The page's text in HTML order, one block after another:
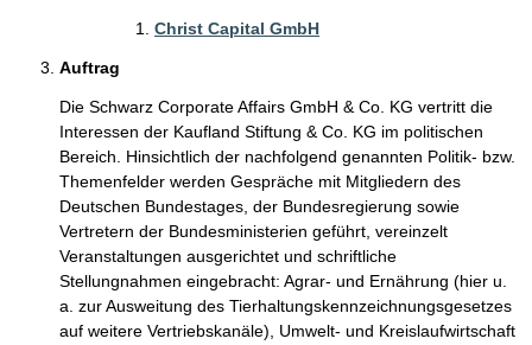
Christ Capital GmbH
Auftrag
Die Schwarz Corporate Affairs GmbH & Co. KG vertritt die
Interessen der Kaufland Stiftung & Co. KG im politischen
Bereich. Hinsichtlich der nachfolgend genannten Politik- bzw.
Themenfelder werden Gespräche mit Mitgliedern des
Deutschen Bundestages, der Bundesregierung sowie
Vertretern der Bundesministerien geführt, vereinzelt
Veranstaltungen ausgerichtet und schriftliche
Stellungnahmen eingebracht: Agrar- und Ernährung (hier u.
a. zur Ausweitung des Tierhaltungskennzeichnungsgesetzes
auf weitere Vertriebskanäle), Umwelt- und Kreislaufwirtschaft